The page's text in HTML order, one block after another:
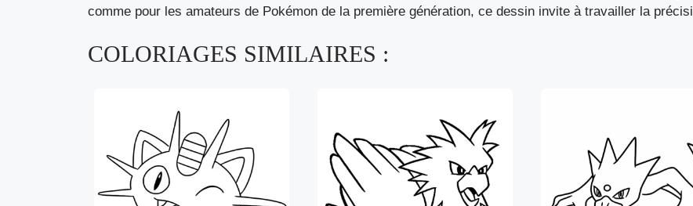
comme pour les amateurs de Pokémon de la première génération, ce dessin invite à travailler la
COLORIAGES SIMILAIRES :